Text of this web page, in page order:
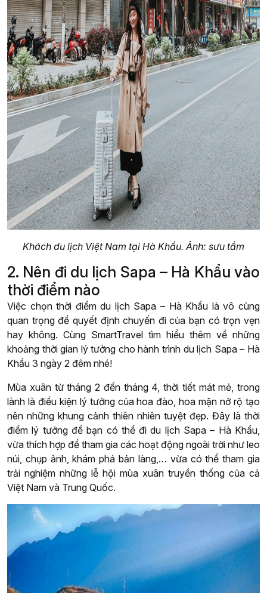
Khách du lịch Việt Nam tại Hà Khẩu. Ảnh: sưu tầm
2. Nên đi du lịch Sapa – Hà Khẩu vào
thời điểm nào
Việc chọn thời điểm du lịch Sapa – Hà Khẩu là vô cùng
quan trọng để quyết định chuyến đi của bạn có trọn vẹn
hay không. Cùng SmartTravel tìm hiểu thêm về những
khoảng thời gian lý tưởng cho hành trình du lịch Sapa – Hà
Khẩu 3 ngày 2 đêm nhé!
Mùa xuân từ tháng 2 đến tháng 4, thời tiết mát mẻ, trong
lành là điều kiện lý tưởng của hoa đào, hoa mận nở rộ tạo
nên những khung cảnh thiên nhiên tuyệt đẹp. Đây là thời
điểm lý tưởng để bạn có thể đi du lịch Sapa – Hà Khẩu,
vừa thích hợp để tham gia các hoạt động ngoài trời như leo
núi, chụp ảnh, khám phá bản làng,… vừa có thể tham gia
trải nghiệm những lễ hội mùa xuân truyền thống của cả
Việt Nam và Trung Quốc.